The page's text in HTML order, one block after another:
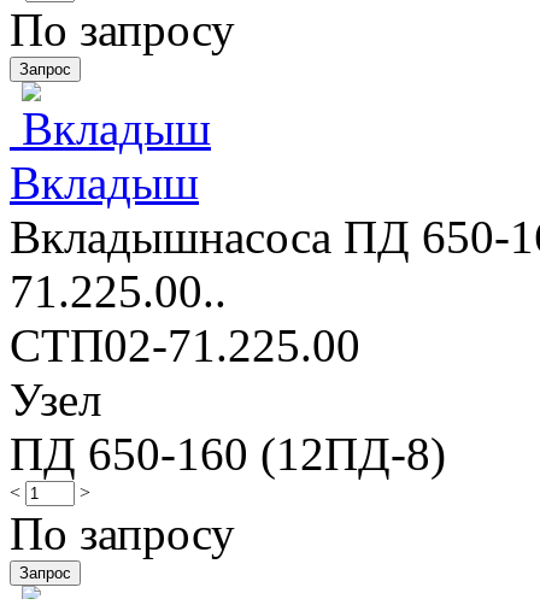
По запросу
Вкладыш
Вкладышнасоса ПД 650-
71.225.00..
СТП02-71.225.00
Узел
ПД 650-160 (12ПД-8)
< >
По запросу